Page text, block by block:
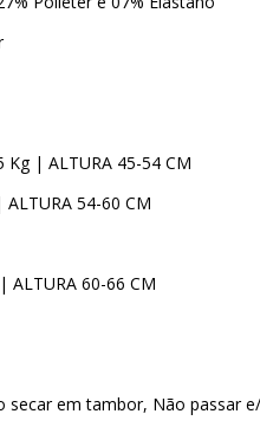
Kg | ALTURA 45-54 CM
ALTURA 54-60 CM
ALTURA 60-66 CM
secar em tambor, Não passar